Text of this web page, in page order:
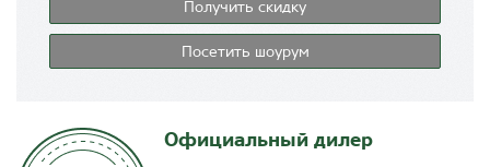
Получить скидку
Посетить шоурум
Официальный дилер